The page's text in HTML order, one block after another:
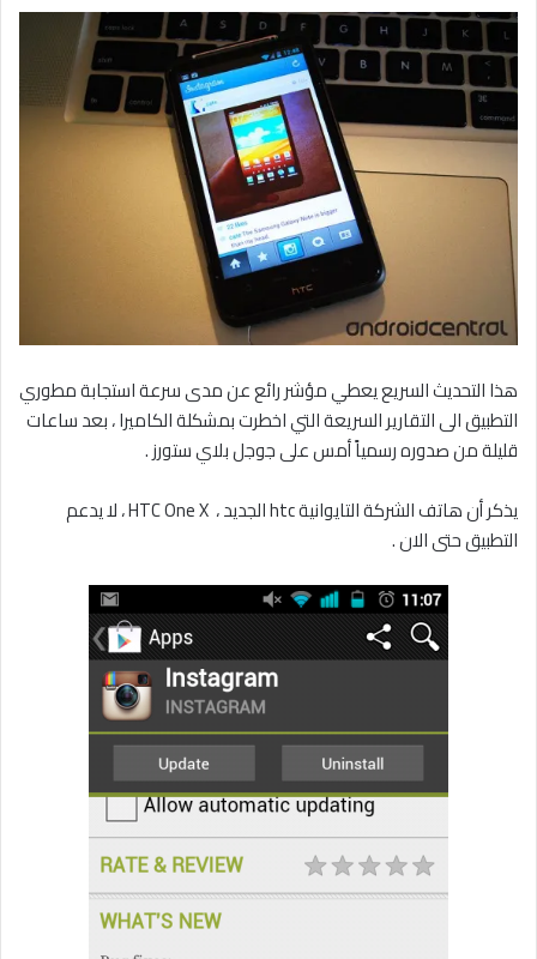
هذا التحديث السريع يعطي مؤشر رائع عن مدى سرعة استجابة مطوري
التطبيق الى التقارير السريعة التي اخطرت بمشكلة الكاميرا ، بعد ساعات
قليلة من صدوره رسمياً أمس على جوجل بلاي ستورز .
يذكر أن هاتف الشركة التايوانية htc الجديد ، HTC One X ، لا يدعم
التطبيق حتى الان .